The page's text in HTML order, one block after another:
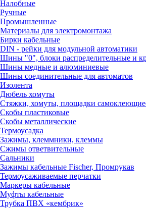
Налобные
Ручные
Промышленные
Материалы для электромонтажа
Бирки кабельные
DIN - рейки для модульной автоматики
Шины "0", блоки распределительные и
Шины медные и алюминиевые
Шины соединительные для автоматов
Изолента
Дюбель хомуты
Стяжки, хомуты, площадки
Скобы пластиковые
Скобы металлические
Термоусадка
Зажимы, клеммники, клеммы
Сжимы ответвительные
Сальники
Зажимы кабельные Fischer, Промрукав
Термоусаживаемые перчатки
Маркеры кабельные
Муфты кабельные
Трубка ПВХ «кембрик»